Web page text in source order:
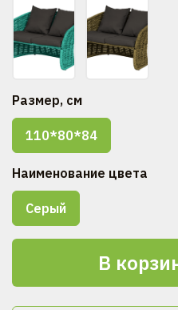
В
Размер, см
110*80*84
Наименование цвета
Серый